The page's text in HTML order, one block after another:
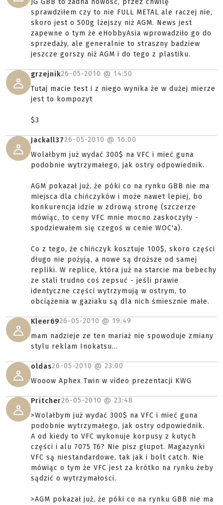
JG GBB to żadna nowość, przez chwilę
sprawdziłem czy to nie FULL METAL ale raczej nie,
skoro jest o 500g lżejszy niż AGM. News jest
zapewne o tym że eHobbyAsia wprowadziło go do
sprzedaży, ale generalnie to straszny badziew
jeszcze gorszy niż AGM i do tego z plastiku.
grzejnik26-05-2010 @ 14:50
Tutaj macie test i z niego wynika że w dużej mierze
jest to kompozyt
$3
Jackall3726-05-2010 @ 16:00
Wolałbym już wydać 300$ na VFC i mieć guna
podobnie wytrzymałego, jak ostry odpowiednik.
AGM pokazał już, że póki co na rynku GBB nie ma
miejsca dla chińczyków i może nawet lepiej, bo
konkurencja idzie w zdrową stronę (szczerze
mówiąc, to ceny VFC mnie mocno zaskoczyły -
spodziewałem się czegoś w cenie WOC'a).
Co z tego, że chińczyk kosztuje 100$, skoro części
długo nie pożyją, a nowe są droższe od samej
repliki. W replice, która już na starcie ma bebechy
ze stali trudno coś zepsuć - jeśli prawie
identyczne części wytrzymują w ostrym, to
obciążenia w gaziaku są dla nich śmiesznie małe.
Kleer6926-05-2010 @ 19:49
mam nadzieje ze ten mariaż nie spowoduje zmiany
stylu reklam Inokatsu...
oldas26-05-2010 @ 23:00
Wooow Aphex Twin w video prezentacji KWG
Pritcher26-05-2010 @ 23:48
>Wolałbym już wydać 300$ na VFC i mieć guna
podobnie wytrzymałego, jak ostry odpowiednik.
A od kiedy to VFC wykonuje korpusy z kutych
części i alu 7075 T6? Nie pisz głupot. Magazynki
VFC są niestandardowe, tak jak i bolt catch. Nie
mówiąc o tym że VFC jest za krótko na rynku żeby
sądzić o wytrzymałości.
>AGM pokazał już, że póki co na rynku GBB nie ma